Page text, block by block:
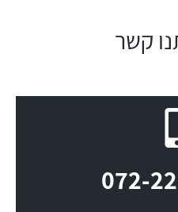
קשר
072-